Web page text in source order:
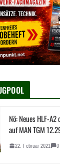
Nö: Neues HLF-
auf MAN TGM
22. Februar 2021